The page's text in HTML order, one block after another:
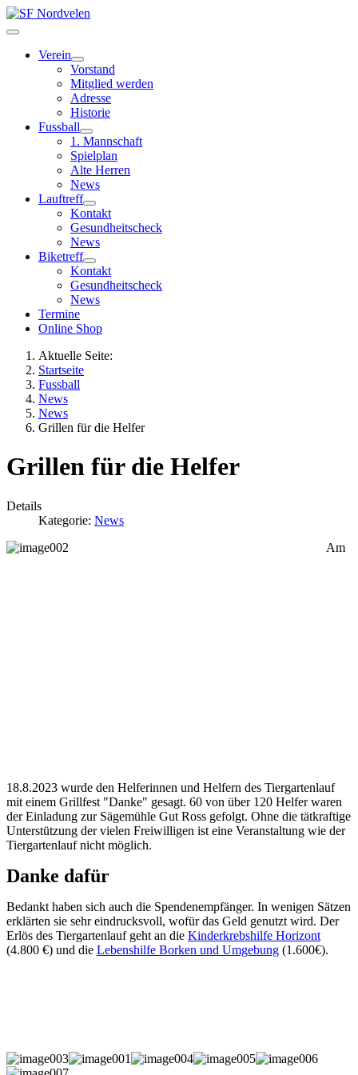
Verein
Vorstand
Mitglied werden
Adresse
Historie
Fussball
1. Mannschaft
Spielplan
Alte Herren
News
Lauftreff
Kontakt
Gesundheitscheck
News
Biketreff
Kontakt
Gesundheitscheck
News
Termine
Online Shop
Aktuelle Seite:
Startseite
Fussball
News
News
Grillen für die Helfer
Grillen für die Helfer
Details
Kategorie: News
Am
18.8.2023 wurde den Helferinnen und Helfern des Tiergartenlauf
mit einem Grillfest "Danke" gesagt. 60 von über 120 Helfer waren
der Einladung zur Sägemühle Gut Ross gefolgt. Ohne die tätkraftige
Unterstützung der vielen Freiwilligen ist eine Veranstaltung wie der
Tiergartenlauf nicht möglich.
Danke dafür
Bedankt haben sich auch die Spendenempfänger. In wenigen Sätzen
erklärten sie sehr eindrucksvoll, wofür das Geld genutzt wird. Der
Erlös des Tiergartenlauf geht an die Kinderkrebshilfe Horizont
(4.800 €) und die Lebenshilfe Borken und Umgebung (1.600€).